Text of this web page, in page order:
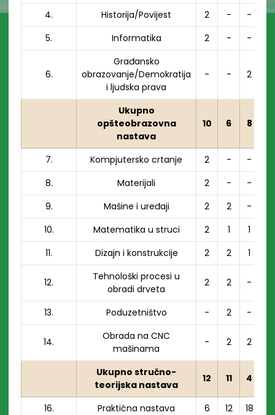
4. Historija/Povijest 2 -
-
5.
Informatika 2 - -
6.
Građansko
obrazovanje/Demokratija
i ljudska prava
- - 2
Ukupno
opšteobrazovna
nastava
10 6 8
7. Kompjutersko crtanje 2 -
-
8.
Materijali 2 -
-
9.
Mašine i uređaji 2 2
-
10.
Matematika u struci 2 1
1
11.
Dizajn i konstrukcije 2 2 1
12.
Tehnološki procesi u
obradi drveta
2 2 -
13. Poduzetništvo - 2 -
14.
Obrada na CNC
mašinama
- 2 2
Ukupno stručno-
teorijska nastava
12 11 4
16. Praktična nastava 6 12 18